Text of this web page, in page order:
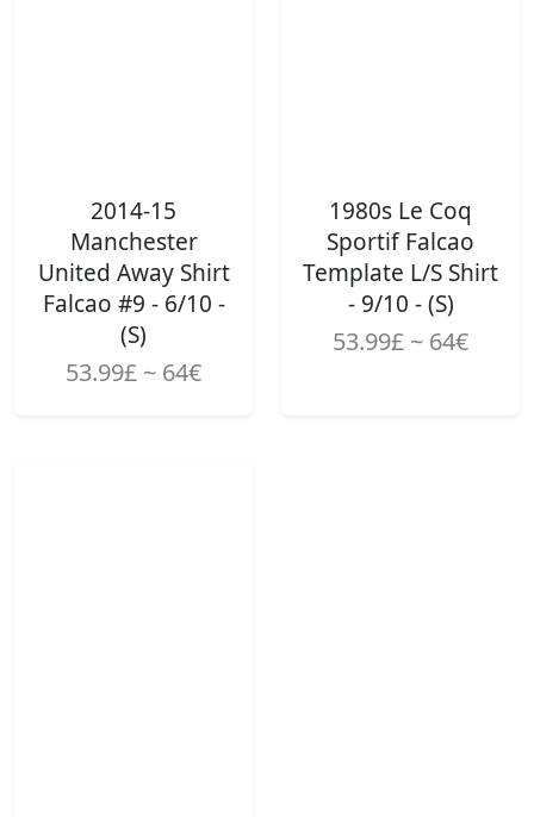
2014-15
Manchester
United Away Shirt
Falcao #9 - 6/10 -
(S)
53.99£ ~ 64€
1980s Le Coq
Sportif Falcao
Template L/S Shirt
- 9/10 - (S)
53.99£ ~ 64€